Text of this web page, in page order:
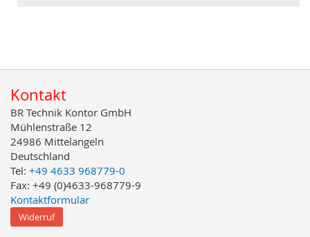
Kontakt
BR Technik Kontor GmbH
Mühlenstraße 12
24986 Mittelangeln
Deutschland
Tel: +49 4633 968779-0
Fax: +49 (0)4633-968779-9
Kontaktformular
Widerruf